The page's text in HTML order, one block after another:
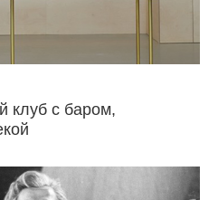
клуб с баром,